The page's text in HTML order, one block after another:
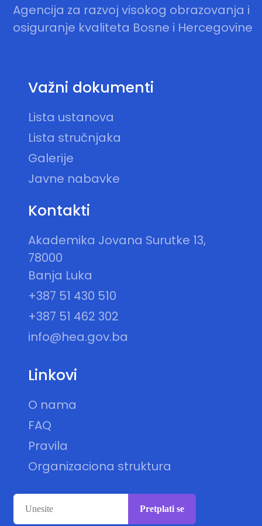
Agencija za razvoj visokog obrazovanja i
osiguranje kvaliteta Bosne i Hercegovine
Važni dokumenti
Lista ustanova
Lista stručnjaka
Galerije
Javne nabavke
Kontakti
Akademika Jovana Surutke 13,
78000
Banja Luka
+387 51 430 510
+387 51 462 302
info@hea.gov.ba
Linkovi
O nama
FAQ
Pravila
Organizaciona struktura
Pretplati se